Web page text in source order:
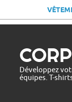
Développez
équipes. T-